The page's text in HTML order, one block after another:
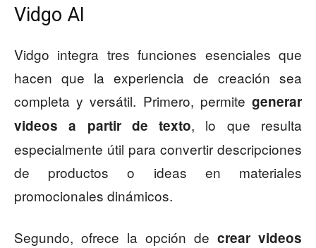
Vidgo AI
Vidgo integra tres funciones esenciales que
hacen que la experiencia de creación sea
completa y versátil. Primero, permite generar
videos a partir de texto, lo que resulta
especialmente útil para convertir descripciones
de productos o ideas en materiales
promocionales dinámicos.
Segundo, ofrece la opción de crear videos